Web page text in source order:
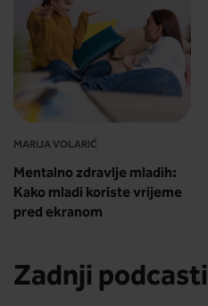
MARIJA VOLARIĆ
Mentalno zdravlje mladih:
Kako mladi koriste vrijeme
pred ekranom
Zadnji podcasti